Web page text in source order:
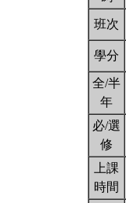
班次
學分
全/半
年
必/選
修
上課
時間